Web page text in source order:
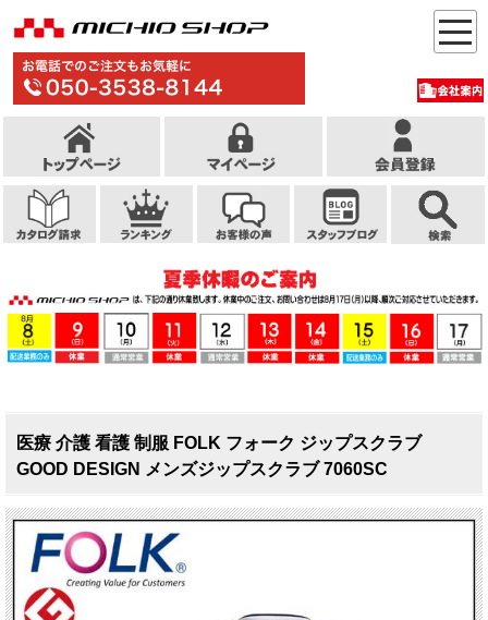
医療 介護 看護 制服 FOLK フォーク ジップスクラブ
GOOD DESIGN メンズジップスクラブ 7060SC